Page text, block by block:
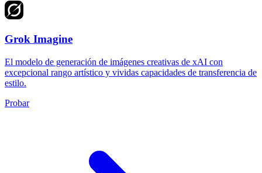
Grok Imagine
El modelo de generación de imágenes creativas de xAI con
excepcional rango artístico y vividas capacidades de transferencia de
estilo.
Probar